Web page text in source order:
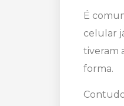
É
celular
tiveram
forma.